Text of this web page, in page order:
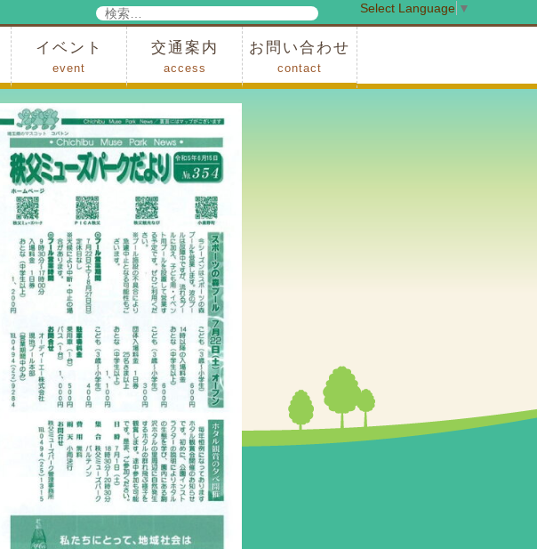
検
検
索
イベント
event
写真展
インストラクター事業
コンサート
総合イベント
交通案内
access
車でお越しの場合
電車・バスでお越しの場合
※町営バスをご利用の場合
タクシーをご利用の場合
スカイトレイン(園内)
レンタサイクル(園内)
お問い合わせ
contact
管理事務所
小鹿野町農林産物直売所
スポーツの森
F1リゾート秩父
フォレストアドベンシャー秩父
ソト遊びの森
メープルベース
西武観光バス秩父営業所
Select Language ▼